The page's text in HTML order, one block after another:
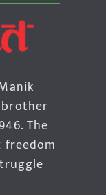
brother
The